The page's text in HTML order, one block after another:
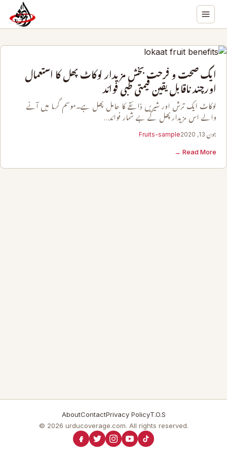
ایک صحت و فرحت بخش مزیدار لوکاٹ پھل کا استعمال
اورچند ناقابل یقین قیمتی طبی فوائد
لوکاٹ ایک ترش اور شیریں ذائقے کا حامل پھل ہے۔موسم گرما میں آنے
والے اس مزیدارپھل کے بے شمار فوائد…
جون 13, 2020 Fruits-sample
Read More →
AboutContactPrivacy PolicyT.O.S
© 2026 urducoverage.com. All rights reserved.